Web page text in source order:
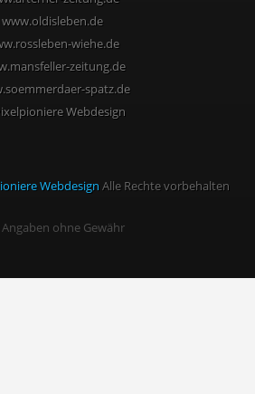
www.oldisleben.de
wiehe.de
zeitung.de
spatz.de
Webdesign Alle Rechte vorbehalten
Angaben ohne Gewähr